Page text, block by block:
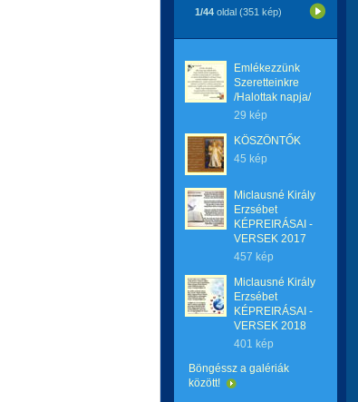
1/44 oldal (351 kép)
Emlékezzünk
Szeretteinkre
/Halottak napja/
29 kép
KÖSZÖNTŐK
45 kép
Miclausné Király
Erzsébet
KÉPREIRÁSAI -
VERSEK 2017
457 kép
Miclausné Király
Erzsébet
KÉPREIRÁSAI -
VERSEK 2018
401 kép
Böngéssz a galériák
között!